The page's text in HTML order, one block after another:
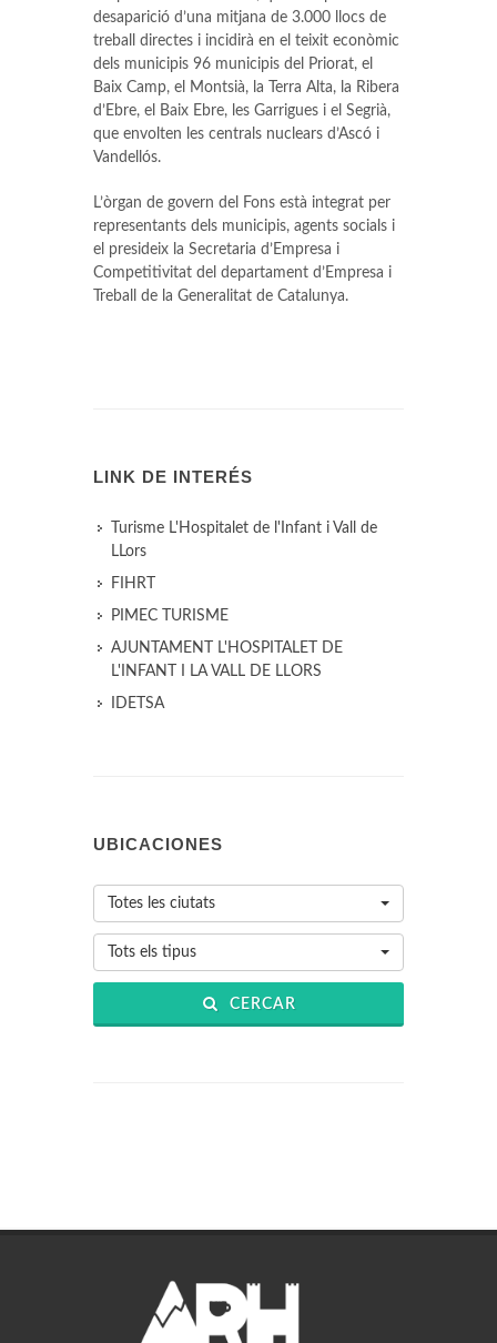
desaparició d’una mitjana de 3.000 llocs de
treball directes i incidirà en el teixit econòmic
dels municipis 96 municipis del Priorat, el
Baix Camp, el Montsià, la Terra Alta, la Ribera
d’Ebre, el Baix Ebre, les Garrigues i el Segrià,
que envolten les centrals nuclears d’Ascó i
Vandellós.
L’òrgan de govern del Fons està integrat per
representants dels municipis, agents socials i
el presideix la Secretaria d’Empresa i
Competitivitat del departament d’Empresa i
Treball de la Generalitat de Catalunya.
LINK DE INTERÉS
Turisme L'Hospitalet de l'Infant i Vall de
LLors
FIHRT
PIMEC TURISME
AJUNTAMENT L'HOSPITALET DE
L'INFANT I LA VALL DE LLORS
IDETSA
UBICACIONES
Totes les ciutats
Tots els tipus
CERCAR